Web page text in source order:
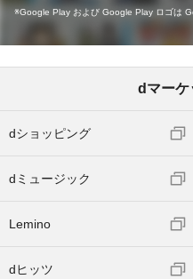
Google Play および Google Play ロゴは
dマーケ
dショッピング
dミュージック
Lemino
dヒッツ